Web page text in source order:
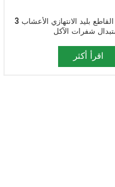
3 فرشاة الأسنان القاطع بليد الانتهازي الأعشاب
شفرات الآكل
اقرأ أكثر